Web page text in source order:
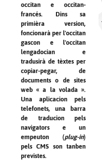
occitan e occitan-
francés. Dins sa
primièra version,
foncionarà per l'occitan
gascon e l'occitan
lengadocian e
tradusirà de tèxtes per
copiar-pegar, de
documents o de sites
web « a la volada ».
Una aplicacion pels
telefonets, una barra
de traducion pels
navigators e un
empeuton (plug-in)
pels CMS son tanben
previstes.